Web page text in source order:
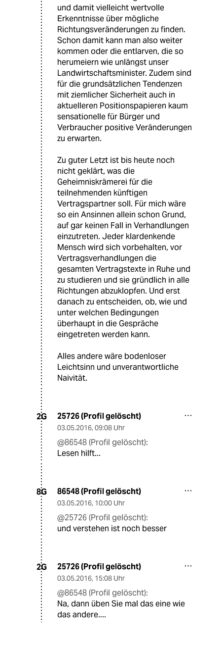
und damit vielleicht wertvolle
Erkenntnisse über mögliche
Richtungsveränderungen zu finden.
Schon damit kann man also weiter
kommen oder die entlarven, die so
herumeiern wie unlängst unser
Landwirtschaftsminister. Zudem sind
für die grundsätzlichen Tendenzen
mit ziemlicher Sicherheit auch in
aktuelleren Positionspapieren kaum
sensationelle für Bürger und
Verbraucher positive Veränderungen
zu erwarten.
Zu guter Letzt ist bis heute noch
nicht geklärt, was die
Geheimniskrämerei für die
teilnehmenden künftigen
Vertragspartner soll. Für mich wäre
so ein Ansinnen allein schon Grund,
auf gar keinen Fall in Verhandlungen
einzutreten. Jeder klardenkende
Mensch wird sich vorbehalten, vor
Vertragsverhandlungen die
gesamten Vertragstexte in Ruhe und
zu studieren und sie gründlich in alle
Richtungen abzuklopfen. Und erst
danach zu entscheiden, ob, wie und
unter welchen Bedingungen
überhaupt in die Gespräche
eingetreten werden kann.
Alles andere wäre bodenloser
Leichtsinn und unverantwortliche
Naivität.
2G 25726 (Profil gelöscht)
03.05.2016, 09:08 Uhr
@86548 (Profil gelöscht):
Lesen hilft...
8G 86548 (Profil gelöscht)
03.05.2016, 10:00 Uhr
@25726 (Profil gelöscht):
und verstehen ist noch besser
2G 25726 (Profil gelöscht)
03.05.2016, 15:08 Uhr
@86548 (Profil gelöscht):
Na, dann üben Sie mal das eine wie
das andere....